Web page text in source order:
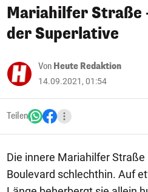
Mariahilfer Straße
der Superlative
Von Heute Redaktion
14.09.2021, 01:54
Teilen
Die innere Mariahilfer
Boulevard schlechthin. Auf